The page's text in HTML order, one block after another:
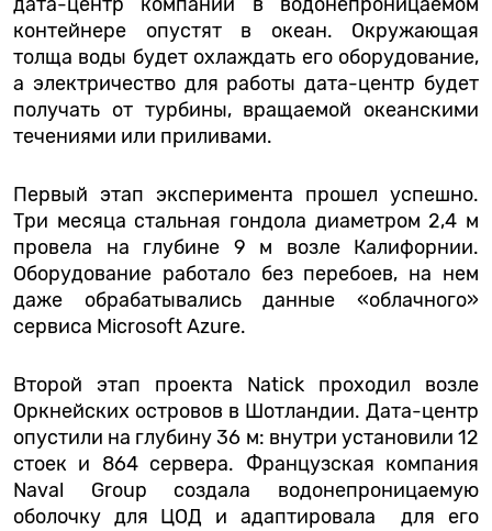
дата-центр компании в водонепроницаемом
контейнере опустят в океан. Окружающая
толща воды будет охлаждать его оборудование,
а электричество для работы дата-центр будет
получать от турбины, вращаемой океанскими
течениями или приливами.
Первый этап эксперимента прошел успешно.
Три месяца стальная гондола диаметром 2,4 м
провела на глубине 9 м возле Калифорнии.
Оборудование работало без перебоев, на нем
даже обрабатывались данные «облачного»
сервиса Microsoft Azure.
Второй этап проекта Natick проходил возле
Оркнейских островов в Шотландии. Дата-центр
опустили на глубину 36 м: внутри установили 12
стоек и 864 сервера. Французская компания
Naval Group создала водонепроницаемую
оболочку для ЦОД и адаптировала для его